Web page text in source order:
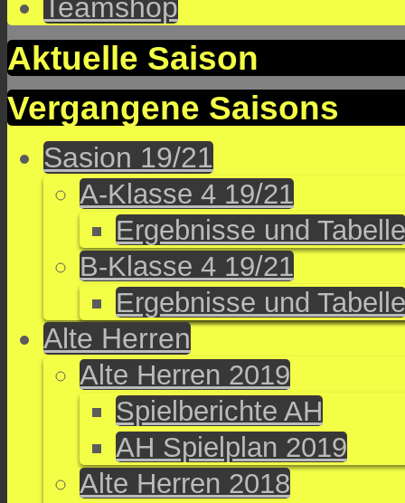
Teamshop
Aktuelle Saison
Vergangene Saisons
Sasion 19/21
A-Klasse 4 19/21
Ergebnisse und Tabelle
B-Klasse 4 19/21
Ergebnisse und Tabelle
Alte Herren
Alte Herren 2019
Spielberichte AH
AH Spielplan 2019
Alte Herren 2018